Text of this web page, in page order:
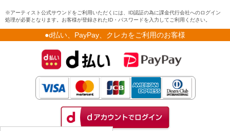
※アーティスト公式サウンドをご利用いただくには、ID認証の為に課金代行会社へのログイン
処理が必要となります。お客様が登録されたID・パスワードを入力してご利用ください。
●d払い、PayPay、クレカをご利用のお客様